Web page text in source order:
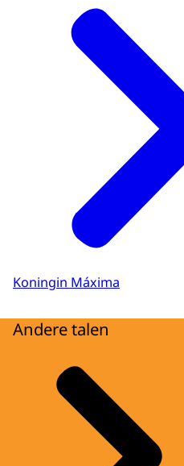
Koningin Máxima
Andere talen